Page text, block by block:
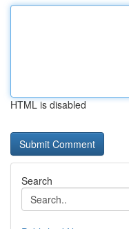
HTML is disabled
Search